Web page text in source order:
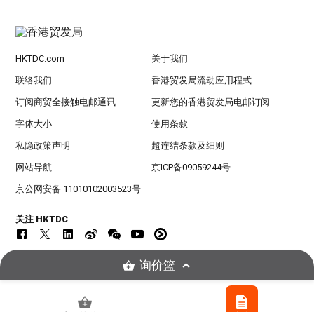
HKTDC.com 关于我们
联络我们 香港贸发局流动应用程式
订阅商贸全接触电邮通讯 更新您的香港贸发局电邮订阅
字体大小 使用条款
私隐政策声明 超连结条款及细则
网站导航 京ICP备09059244号
京公网安备 11010102003523号
关注 HKTDC
香港贸易发展局版权所有，对违反版权者保留一切追索权利 。
询价篮